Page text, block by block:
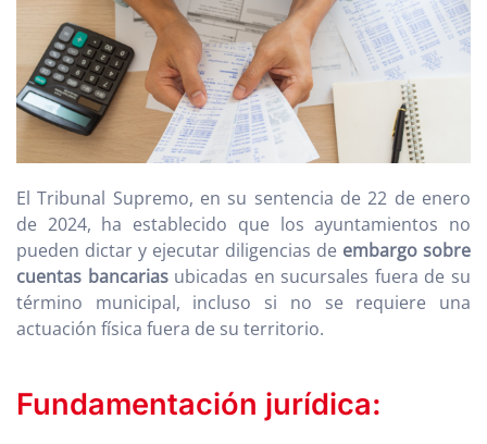
El Tribunal Supremo, en su sentencia de 22 de enero
de 2024, ha establecido que los ayuntamientos no
pueden dictar y ejecutar diligencias de embargo sobre
cuentas bancariasubicadas en sucursales fuera de su
término municipal, incluso si no se requiere una
actuación física fuera de su territorio.
Fundamentación jurídica: